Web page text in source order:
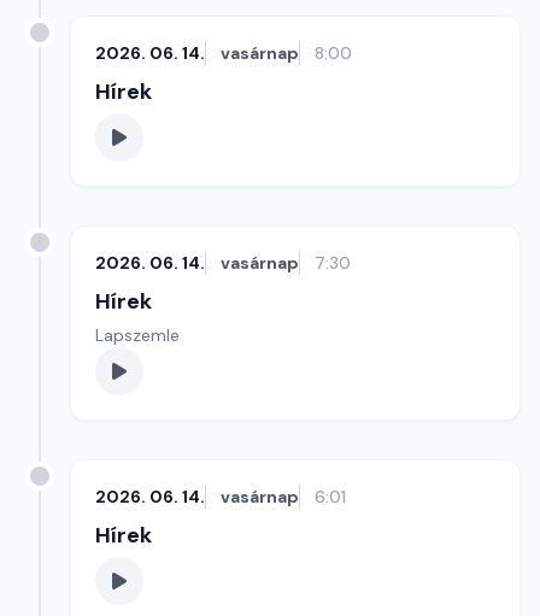
2026. 06. 14. vasárnap 8:00
Hírek
2026. 06. 14. vasárnap 7:30
Hírek
Lapszemle
2026. 06. 14. vasárnap 6:01
Hírek